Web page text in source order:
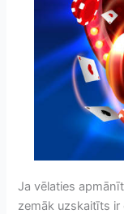
Ja vēlaties
zemāk uzskaitīts ir